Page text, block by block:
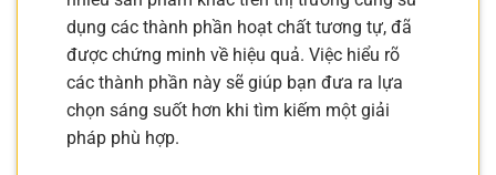
dụng các thành phần hoạt chất tương tự, đã
được chứng minh về hiệu quả. Việc hiểu rõ
các thành phần này sẽ giúp bạn đưa ra lựa
chọn sáng suốt hơn khi tìm kiếm một giải
pháp phù hợp.